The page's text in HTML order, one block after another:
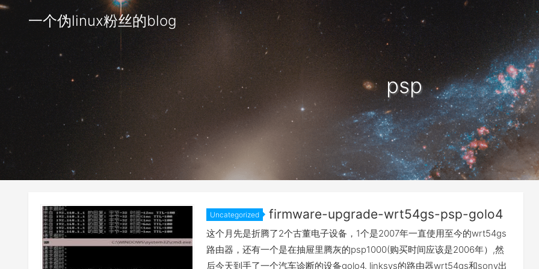
一个伪linux粉丝的blog
psp
Uncategorized firmware-upgrade-wrt54gs-psp-golo4
这个月先是折腾了2个古董电子设备，1个是2007年一直使用至今的wrt54gs
路由器，还有一个是在抽屉里腾灰的psp1000(购买时间应该是2006年）,然
后今天到手了一个汽车诊断的设备golo4. linksys的路由器wrt54gs和sony出